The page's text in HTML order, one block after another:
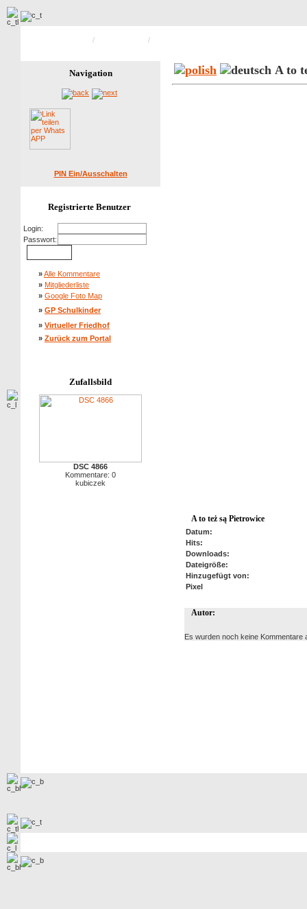
/ /
Navigation
PIN Ein/Ausschalten
Registrierte Benutzer
Login:
Passwort:
»Alle Kommentare
» Mitgliederliste
» Google Foto Map
» GP Schulkinder
» Virtueller Friedhof
» Zurück zum Portal
Zufallsbild
DSC 4866
Kommentare: 0
kubiczek
A to
A to też są Pietrowice
Datum:
Hits:
Downloads:
Dateigröße:
Hinzugefügt von:
Pixel
Autor:
Es wurden noch keine Kommentare